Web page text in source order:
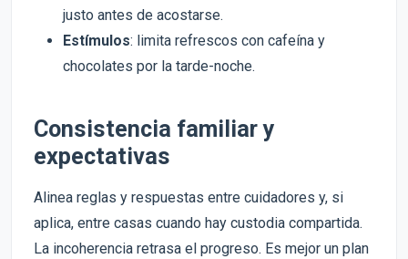
justo antes de acostarse.
Estímulos: limita refrescos con cafeína y
chocolates por la tarde-noche.
Consistencia familiar y
expectativas
Alinea reglas y respuestas entre cuidadores y, si
aplica, entre casas cuando hay custodia compartida.
La incoherencia retrasa el progreso. Es mejor un plan